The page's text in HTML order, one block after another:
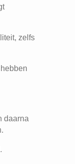
zelfs
daarna